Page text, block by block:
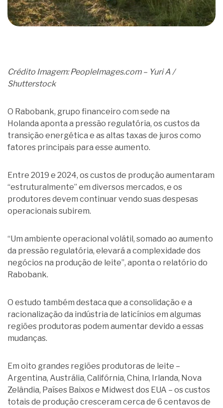
Crédito Imagem: PeopleImages.com – Yuri A /
Shutterstock
O Rabobank, grupo financeiro com sede na
Holanda aponta a pressão regulatória, os custos da
transição energética e as altas taxas de juros como
fatores principais para esse aumento.
Entre 2019 e 2024, os custos de produção aumentaram
“estruturalmente” em diversos mercados, e os
produtores devem continuar vendo suas despesas
operacionais subirem.
“Um ambiente operacional volátil, somado ao aumento
da pressão regulatória, elevará a complexidade dos
negócios na produção de leite”, aponta o relatório do
Rabobank.
O estudo também destaca que a consolidação e a
racionalização da indústria de laticínios em algumas
regiões produtoras podem aumentar devido a essas
mudanças.
Em oito grandes regiões produtoras de leite –
Argentina, Austrália, Califórnia, China, Irlanda, Nova
Zelândia, Países Baixos e Midwest dos EUA – os custos
totais de produção cresceram cerca de 6 centavos de